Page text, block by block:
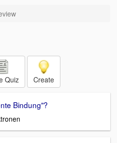
Quiz Create
Bindung"?